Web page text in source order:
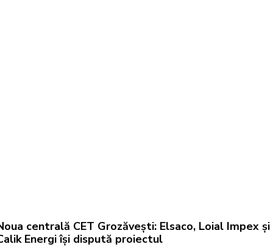
centrală CET Grozăvești: Elsaco, Loial Impex și
Energi își dispută proiectul